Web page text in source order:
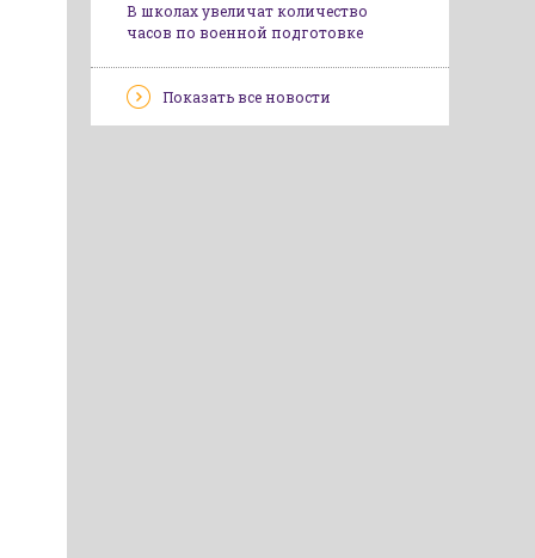
В школах увеличат количество
часов по военной подготовке
Показать все новости